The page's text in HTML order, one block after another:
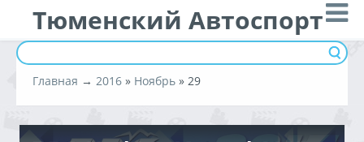
Тюменский Автоспорт
Главная → 2016 » Ноябрь » 29